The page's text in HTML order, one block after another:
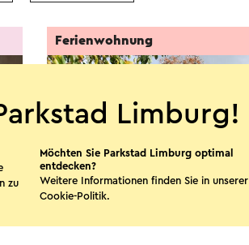
Ferienwohnung
Limburg!
zu
Möchten Sie Parkstad Limburg optimal
entdecken?
Weitere Informationen finden Sie in unserer
Cookie-Politik.